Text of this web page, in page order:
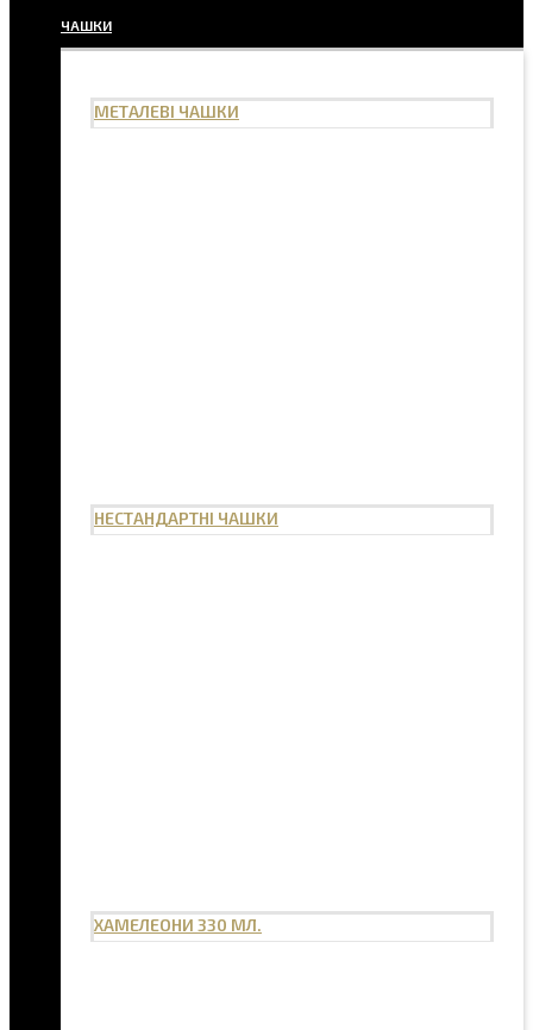
ЧАШКИ
МЕТАЛЕВІ ЧАШКИ
НЕСТАНДАРТНІ ЧАШКИ
ХАМЕЛЕОНИ 330 МЛ.